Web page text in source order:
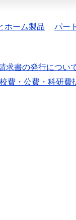
ホーム製品 パー
求書の発行につい
校費・公費・科研費